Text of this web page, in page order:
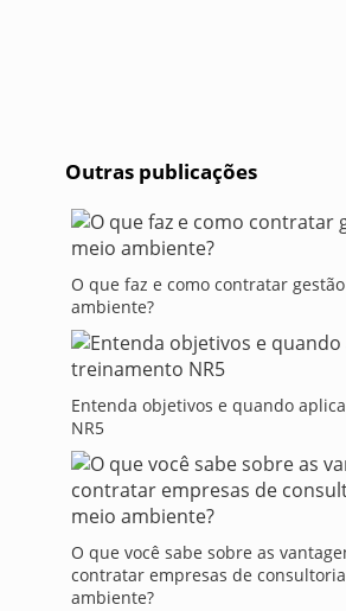
Outras publicações
O que faz e como contratar
ambiente?
Entenda objetivos e quando
NR5
O que você sabe sobre as
contratar empresas de
ambiente?